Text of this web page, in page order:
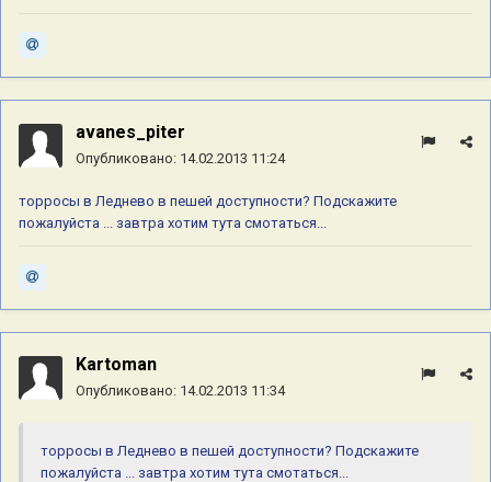
avanes_piter
Опубликовано: 14.02.2013 11:24
торросы в Леднево в пешей доступности? Подскажите
пожалуйста ... завтра хотим тута смотаться...
Kartoman
Опубликовано: 14.02.2013 11:34
торросы в Леднево в пешей доступности? Подскажите
пожалуйста ... завтра хотим тута смотаться...